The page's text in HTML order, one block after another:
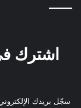
اشترك
سجّل بريدك الإلكتروني